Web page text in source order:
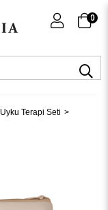
0
Uyku Terapi Seti